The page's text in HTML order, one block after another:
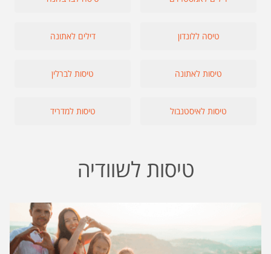
טיסה ללונדון דילים לאתונה
טיסות לאתונה טיסות לברלין
טיסות לאיסטנבול טיסות למדריד
טיסות לשוודיה